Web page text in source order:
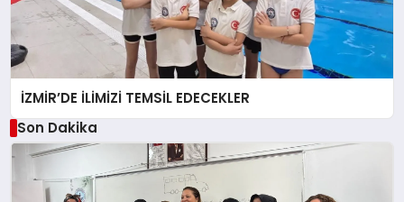
İZMİR’DE İLİMİZİ TEMSİL EDECEKLER
Son Dakika